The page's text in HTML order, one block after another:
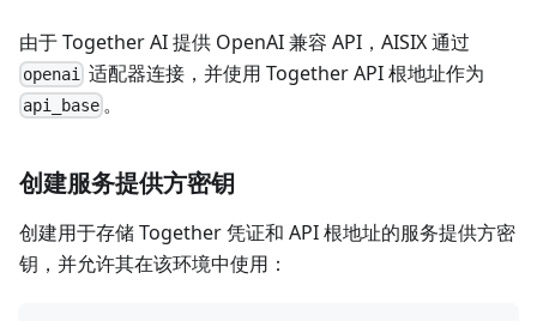
由于 Together AI 提供 OpenAI 兼容 API，AISIX 通过
openai 适配器连接，并使用 Together API 根地址作为
api_base 。
创建服务提供方密钥
创建用于存储 Together 凭证和 API 根地址的服务提供方密
钥，并允许其在该环境中使用：